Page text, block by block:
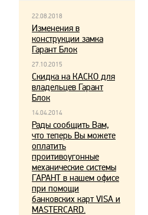
22.08.2018
Изменения в
конструкции замка
Гарант Блок
27.10.2015
Скидка на КАСКО для
владельцев Гарант
Блок
14.04.2014
Рады сообщить Вам,
что теперь Вы можете
оплатить
проитивоугонные
механические системы
ГАРАНТ в нашем офисе
при помощи
банковских карт VISA и
MASTERCARD.